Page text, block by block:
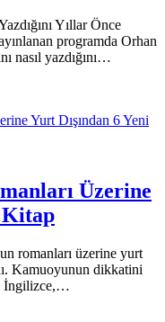
Yıllar Önce
programda Orhan
nasıl yazdığını…
Üzerine
Kitap
romanları üzerine yurt
Kamuoyunun dikkatini
İngilizce,…